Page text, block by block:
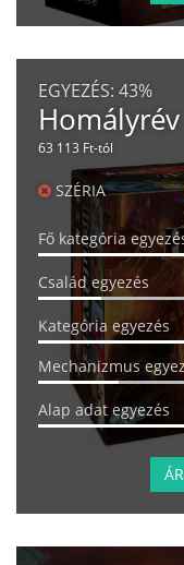
EGYEZÉS: 43%
Homályrév
63 113 Ft-tól
SZÉRIA
Fő kategória
Család egyezés
Kategória egyezés
Mechanizmus
Alap adat egyezés